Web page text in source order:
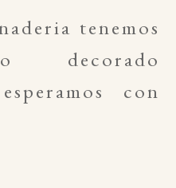
tenemos
decorado
esperamos con